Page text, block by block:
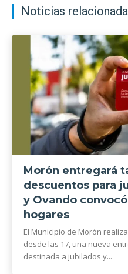
Noticias
Morón entregará
descuentos para
y Ovando
hogares
El Municipio de Morón
desde las 17, una nueva
destinada a jubilados y...